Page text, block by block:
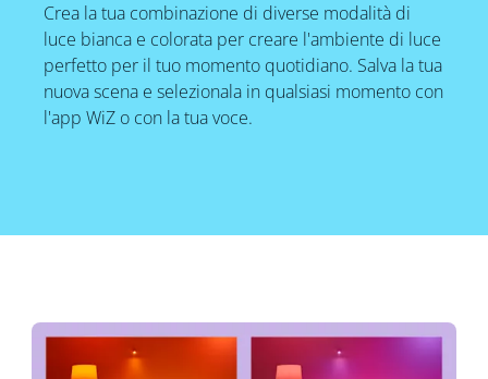
Crea la tua combinazione di diverse modalità di
luce bianca e colorata per creare l'ambiente di luce
perfetto per il tuo momento quotidiano. Salva la tua
nuova scena e selezionala in qualsiasi momento con
l'app WiZ o con la tua voce.